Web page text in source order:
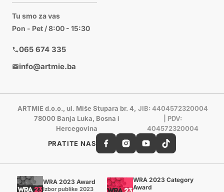
Tu smo za vas
Pon - Pet / 8:00 - 15:30
065 674 335
info@artmie.ba
ARTMIE d.o.o., ul. Miše Stupara br. 4,
78000 Banja Luka, Bosna i
Hercegovina
JIB: 4404572320004
| PDV:
404572320004
PRATITE NAS
WRA 2023 Award
Izbor publike 2023
WRA 2023 Category
Award